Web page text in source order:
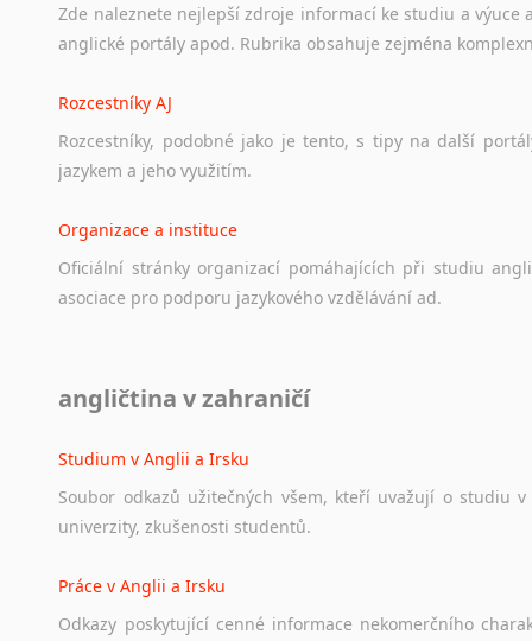
Zde naleznete nejlepší zdroje informací ke studiu a výuce
anglické portály apod. Rubrika obsahuje zejména
Rozcestníky AJ
Rozcestníky, podobné jako je tento, s tipy na další
jazykem a jeho využitím.
Organizace a instituce
Oficiální stránky organizací pomáhajících při studiu
asociace pro podporu jazykového vzdělávání ad.
Ať už se jedná o česká diskusní
angličtina v zahraničí
Studium v Anglii a Irsku
Soubor odkazů užitečných všem, kteří uvažují o studiu v
univerzity, zkušenosti studentů.
Práce v Anglii a Irsku
Odkazy poskytující cenné informace nekomerčního